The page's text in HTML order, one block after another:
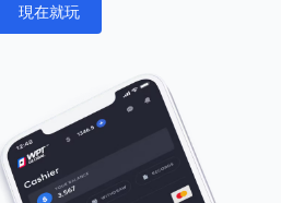
Notifications
現在就玩